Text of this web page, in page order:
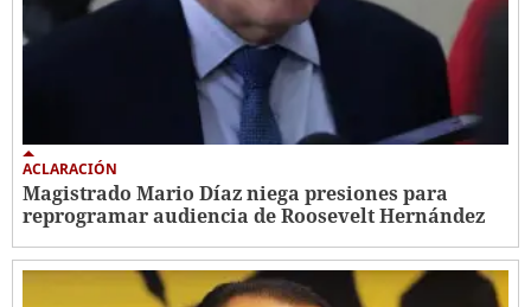
ACLARACIÓN
Magistrado Mario Díaz niega presiones para
reprogramar audiencia de Roosevelt Hernández